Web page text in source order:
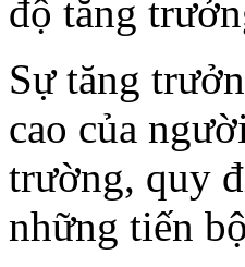
độ tăng
Sự tăng
cao của
trường, quy
những tiến